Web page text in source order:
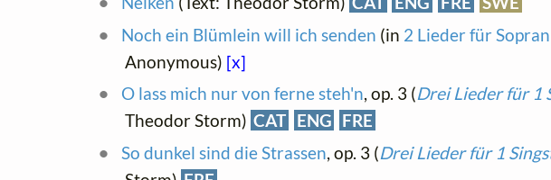
Noch ein Blümlein will ich senden (in 2 Lieder für
Anonymous) [x]
O lass mich nur von ferne steh'n, op. 3 (Drei Lieder für 1
Theodor Storm) CAT ENG FRE
So dunkel sind die Strassen, op. 3 (Drei Lieder für 1